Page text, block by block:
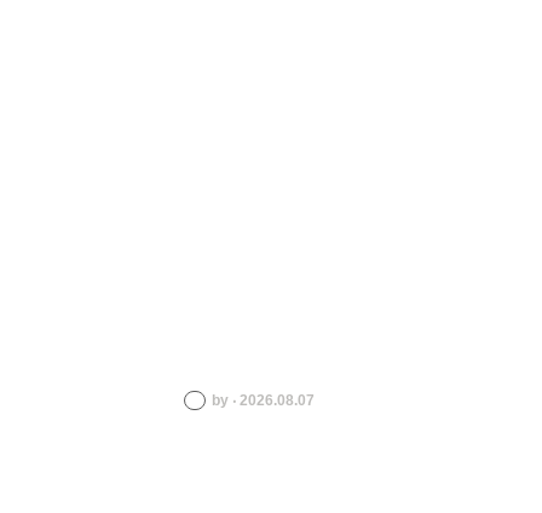
by ‧ 2026.08.07